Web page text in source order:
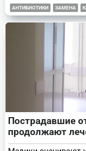
АНТИБИОТИКИ ЗАМЕНА
Пострадавшие
продолжают